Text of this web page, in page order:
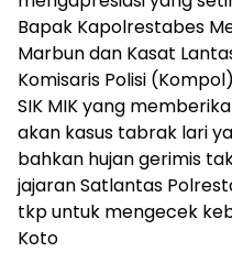
Bapak Kapolrestabes
Marbun dan Kasat
Komisaris Polisi
SIK MIK yang
akan kasus tabrak lari
bahkan hujan gerimis
jajaran Satlantas
tkp untuk mengecek
Koto